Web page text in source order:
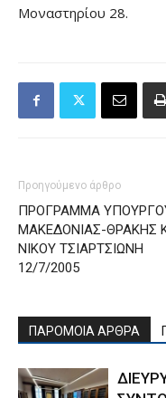
Μοναστηρίου 28.
Προηγούμενο άρθρο
ΠΡΟΓΡΑΜΜΑ
ΜΑΚΕΔΟΝΙΑΣ-ΘΡΑΚΗΣ
ΝΙΚΟΥ ΤΣΙΑΡΤΣΙΩΝΗ
12/7/2005
ΠΑΡΟΜΟΙΑ ΑΡΘΡΑ